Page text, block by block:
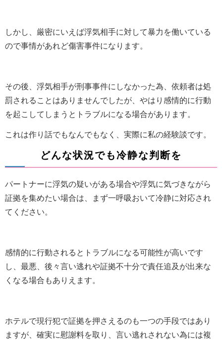
しかし、厳密にいえば浮気相手に対して暴力を働いている
ので事情があれど傷害事件になります。
その後、浮気相手が刑事事件にしなかった為、依頼者は処
罰されることはありませんでしたが、やはり感情的に行動
を起こしてしまうとトラブルになる場合があります。
これは作り話でもなんでもなく、実際に私の経験談です。
どんな状況でも冷静な判断を
パートナーに浮気の疑いがある場合や浮気に気づきながら
証拠を集めたい場合は、まず一呼吸おいて冷静に対応され
てください。
感情的に行動されるとトラブルになる可能性が高いです
し、最悪、後々言い逃れや証拠不十分で責任追及が出来な
くなる場合もありえます。
ホテルで現行犯で証拠を押さえるのも一つの手段ではあり
ますが、確実に慰謝料を取り、言い逃れされない為には複